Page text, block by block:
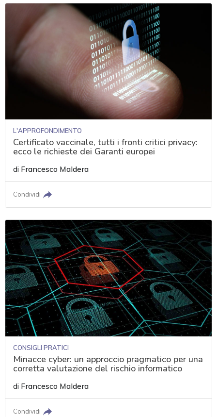
L'APPROFONDIMENTO
Certificato vaccinale, tutti i fronti critici privacy:
ecco le richieste dei Garanti europei
di Francesco Maldera
Condividi
CONSIGLI PRATICI
Minacce cyber: un approccio pragmatico per una
corretta valutazione del rischio informatico
di Francesco Maldera
Condividi